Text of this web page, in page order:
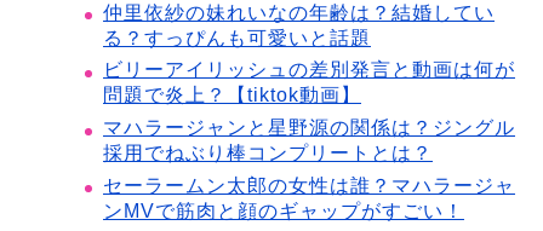
仲里依紗の妹れいなの年齢は？結婚してい
る？すっぴんも可愛いと話題
ビリーアイリッシュの差別発言と動画は何が
問題で炎上？【tiktok動画】
マハラージャンと星野源の関係は？ジングル
採用でねぶり棒コンプリートとは？
セーラームン太郎の女性は誰？マハラージャ
ンMVで筋肉と顔のギャップがすごい！